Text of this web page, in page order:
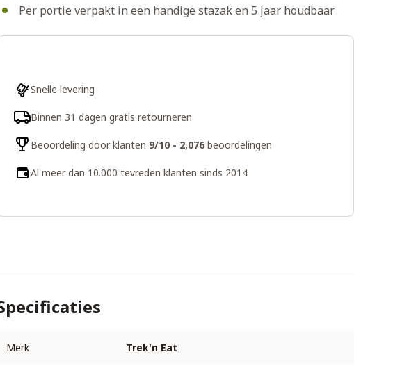
Per portie verpakt in een handige stazak en 5 jaar houdbaar
Snelle levering
Binnen 31 dagen gratis retourneren
Beoordeling door klanten 9/10 - 2,076beoordelingen
Al meer dan 10.000 tevreden klanten sinds 2014
Merk Trek'n Eat